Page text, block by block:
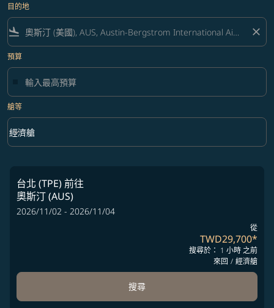
目的地
flight_land close
預算
艙等
艙等 option 經濟艙 Selected
經濟艙
keyboard_arrow_down
台北 (TPE)前往
奧斯汀 (AUS)
2026/11/02 - 2026/11/04
從
TWD29,700*
搜尋於： 1 小時 之前
來回 / 經濟艙
搜尋